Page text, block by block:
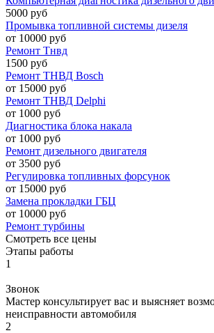
5000 руб
Промывка топливной системы дизеля
от 10000 руб
Ремонт Тнвд
1500 руб
Ремонт ТНВД Bosch
от 15000 руб
Ремонт ТНВД Delphi
от 1000 руб
Диагностика блока накала
от 1000 руб
Ремонт дизельного двигателя
от 3500 руб
Регулировка топливных форсунок
от 15000 руб
Замена прокладки ГБЦ
от 10000 руб
Ремонт турбины
Смотреть все цены
Этапы работы
1
Звонок
Мастер консультирует вас и выясняет
неисправности автомобиля
2